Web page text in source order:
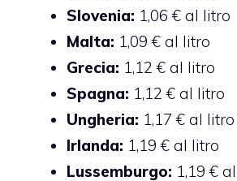
Slovenia: 1,06 € al litro
Malta: 1,09 € al litro
Grecia: 1,12 € al litro
Spagna: 1,12 € al litro
Ungheria: 1,17 € al litro
Irlanda: 1,19 € al litro
Lussemburgo: 1,19 €